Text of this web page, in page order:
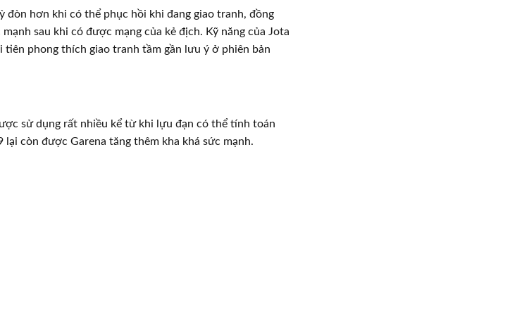
đòn hơn khi có thể phục hồi khi đang giao tranh, đồng
sau khi có được mạng của kẻ địch. Kỹ năng của Jota
phong thích giao tranh tầm gần lưu ý ở phiên bản
sử dụng rất nhiều kể từ khi lựu đạn có thể tính toán
còn được Garena tăng thêm kha khá sức mạnh.